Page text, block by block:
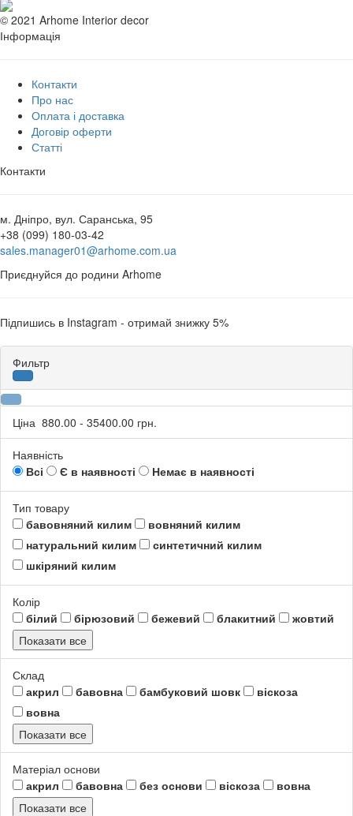
© 2021 Arhome Interior decor
Інформація
Контакти
Про нас
Оплата і доставка
Договір оферти
Статті
Контакти
м. Дніпро, вул. Саранська, 95
+38 (099) 180-03-42
sales.manager01@arhome.com.ua
Приєднуйся до родини Arhome
Підпишись в Instagram - отримай знижку 5%
Фильтр
Ціна 880.00 - 35400.00 грн.
Наявність
Всі
Є в наявності Немає в наявності
Тип товару
бавовняний килим
вовняний килим
натуральний килим
синтетичний килим
шкіряний килим
Колір
білий
бірюзовий бежевий блакитний
жовтий
Показати все
Склад
акрил
бавовна бамбуковий шовк
віскоза
вовна
Показати все
Матеріал основи
акрил
бавовна без основи віскоза
вовна
Показати все